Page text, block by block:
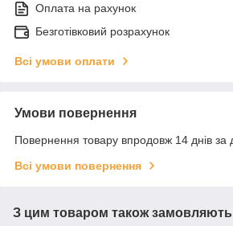
Оплата на рахунок
Безготівковий розрахунок
Всі умови оплати
Умови повернення
Повернення товару впродовж 14 днів за
Всі умови повернення
З цим товаром також замовляють